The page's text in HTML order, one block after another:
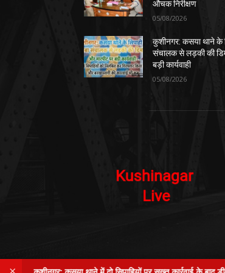
औचक निरीक्षण
05/08/2026
कुशीनगर: कसया थाने के
संचालक से लड़की की
बड़ी कार्यवाही
05/08/2026